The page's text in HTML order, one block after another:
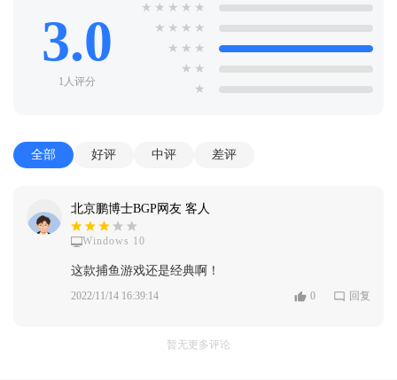
3.0
1人评分
★ ★ ★ ★ ★
★ ★ ★ ★
★ ★ ★
★ ★
★
全部 好评 中评 差评
北京鹏博士BGP网友 客人
Windows 10
这款捕鱼游戏还是经典啊！
2022/11/14 16:39:14 0 回复
暂无更多评论